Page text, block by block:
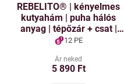
REBELITO® | kényelmes
kutyahám | puha hálós
anyag | tépőzár + csat |
fekete
12 PE
Ár neked
5 890 Ft